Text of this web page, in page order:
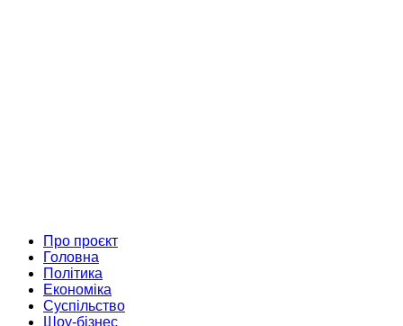
Про проєкт
Головна
Політика
Економіка
Суспільство
Шоу-бізнес